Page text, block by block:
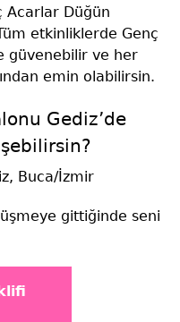
Acarlar Düğün
etkinliklerde Genç
güvenebilir ve her
emin olabilirsin.
Gediz’de
Buca/İzmir
gittiğinde seni